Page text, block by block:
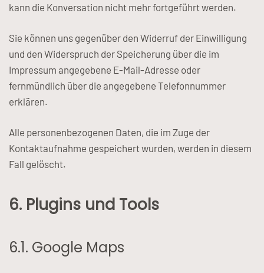
kann die Konversation nicht mehr fortgeführt werden.
Sie können uns gegenüber den Widerruf der Einwilligung
und den Widerspruch der Speicherung über die im
Impressum angegebene E-Mail-Adresse oder
fernmündlich über die angegebene Telefonnummer
erklären.
Alle personenbezogenen Daten, die im Zuge der
Kontaktaufnahme gespeichert wurden, werden in diesem
Fall gelöscht.
6. Plugins und Tools
6.1. Google Maps